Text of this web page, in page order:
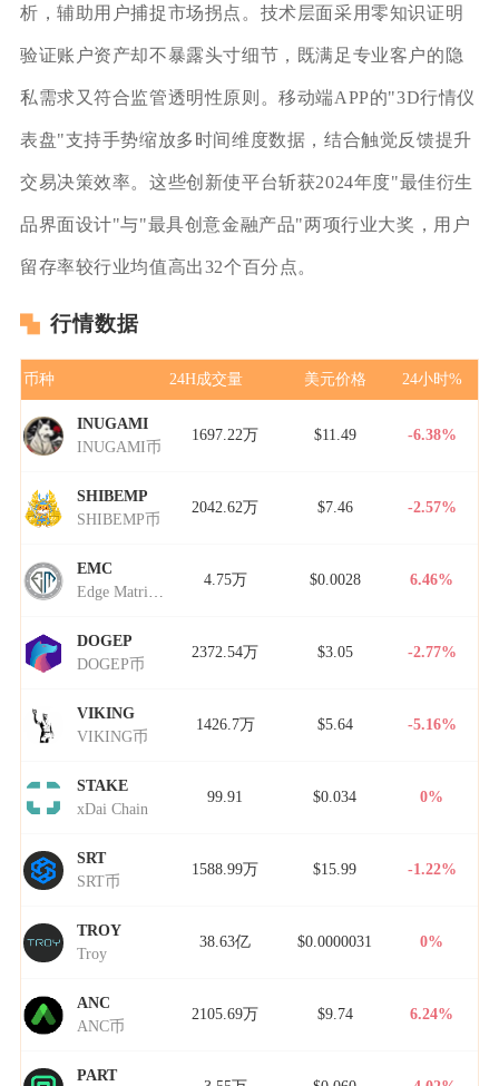
析，辅助用户捕捉市场拐点。技术层面采用零知识证明
验证账户资产却不暴露头寸细节，既满足专业客户的隐
私需求又符合监管透明性原则。移动端APP的"3D行情仪
表盘"支持手势缩放多时间维度数据，结合触觉反馈提升
交易决策效率。这些创新使平台斩获2024年度"最佳衍生
品界面设计"与"最具创意金融产品"两项行业大奖，用户
留存率较行业均值高出32个百分点。
行情数据
币种 24H成交量 美元价格 24小时%
INUGAMI
INUGAMI币
1697.22万 $11.49 -6.38%
SHIBEMP
SHIBEMP币
2042.62万 $7.46 -2.57%
EMC
Edge Matrix Chain
4.75万 $0.0028 6.46%
DOGEP
DOGEP币
2372.54万 $3.05 -2.77%
VIKING
VIKING币
1426.7万 $5.64 -5.16%
STAKE
xDai Chain
99.91 $0.034 0%
SRT
SRT币
1588.99万 $15.99 -1.22%
TROY
Troy
38.63亿 $0.0000031 0%
ANC
ANC币
2105.69万 $9.74 6.24%
PART